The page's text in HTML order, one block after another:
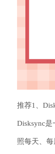
推荐1、
Disksync
照每天、